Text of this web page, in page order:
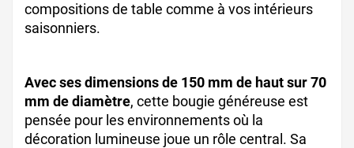
compositions de table comme à vos intérieurs
saisonniers.
Avec ses dimensions de 150 mm de haut sur 70
mm de diamètre, cette bougie généreuse est
pensée pour les environnements où la
décoration lumineuse joue un rôle central. Sa